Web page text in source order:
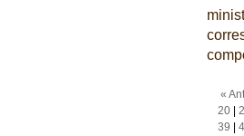
«
20|
39